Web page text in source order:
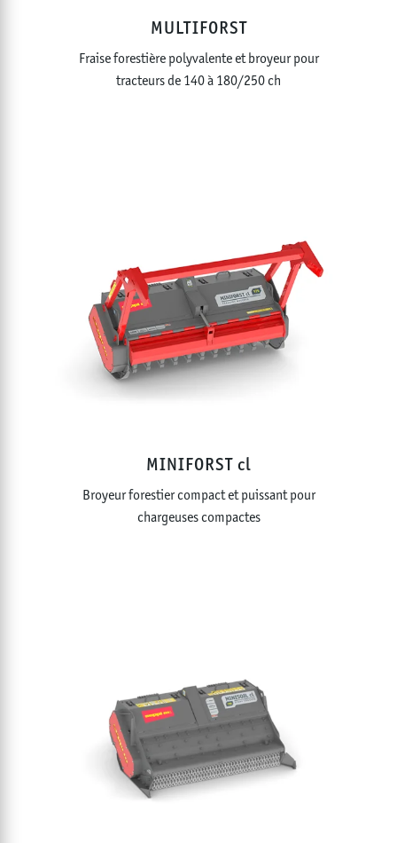
MULTIFORST
Fraise forestière polyvalente et broyeur pour
tracteurs de 140 à 180/250 ch
MINIFORST cl
Broyeur forestier compact et puissant pour
chargeuses compactes